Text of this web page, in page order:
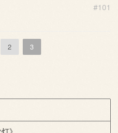
#101
2 3